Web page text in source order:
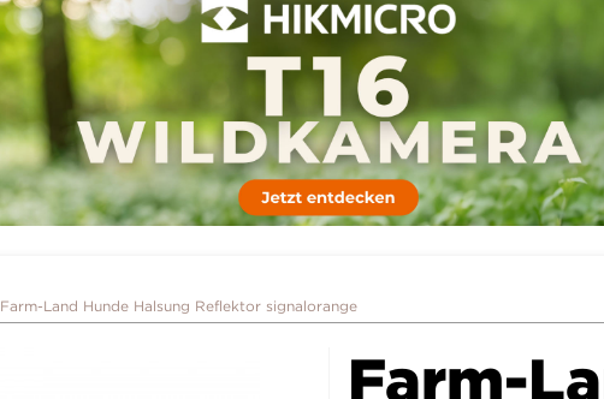
Farm-Land Hunde Halsung Reflektor signalorange
Farm-